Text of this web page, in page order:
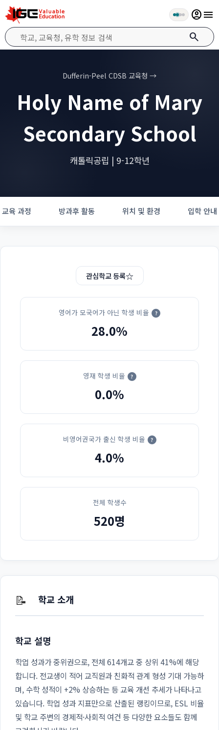
search
account_circlemenu
Dufferin-Peel CDSB 교육청 →
Holy Name of Mary
Secondary School
캐톨릭공립 | 9-12학년
교육 과정 방과후 활동 위치 및 환경 입학 안내
관심학교 등록☆
영어가 모국어가 아닌 학생 비율 ?
28.0%
영재 학생 비율 ?
0.0%
비영어권국가 출신 학생 비율 ?
4.0%
전체 학생수
520명
📝 학교 소개
학교 설명
학업 성과가 중위권으로, 전체 614개교 중 상위 41%에 해당
합니다. 전교생이 적어 교직원과 친화적 관계 형성 기대 가능하
며, 수학 성적이 +2% 상승하는 등 교육 개선 추세가 나타나고
있습니다. 학업 성과 지표만으로 산출된 랭킹이므로, ESL 비율
및 학교 주변의 경제적·사회적 여건 등 다양한 요소들도 함께